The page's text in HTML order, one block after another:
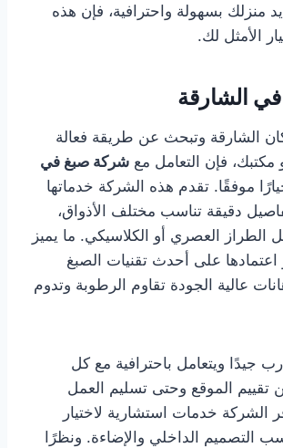
منزلك بسهولة واحترافية، فإن هذه
الأمثل لك.
الشارقة
الشارقة وتبحث عن طريقة فعالة
مكتبك، فإن التعامل مع شركة صبغ في
موفقًا. تقدم هذه الشركة خدماتها
دقيقة تناسب مختلف الأذواق،
العصري أو الكلاسيكي. ما يميز
على أحدث تقنيات الصبغ
عالية الجودة تقاوم الرطوبة وتدوم
جيدًا ويتعامل باحترافية مع كل
تقييم الموقع وحتى تسليم العمل
الشركة خدمات استشارية لاختيار
التصميم الداخلي والإضاءة. ونظرًا